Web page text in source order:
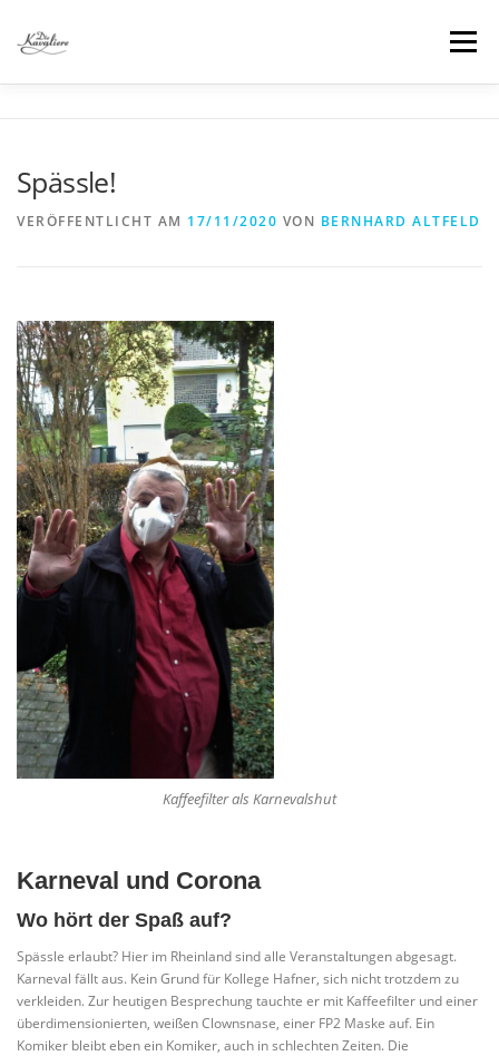
Inhalt
springen
Menü
Spässle!
VERÖFFENTLICHT AM 17/11/2020 VON BERNHARD ALTFELD
Kaffeefilter als Karnevalshut
Karneval und Corona
Wo hört der Spaß auf?
Spässle erlaubt? Hier im Rheinland sind alle Veranstaltungen abgesagt.
Karneval fällt aus. Kein Grund für Kollege Hafner, sich nicht trotzdem zu
verkleiden. Zur heutigen Besprechung tauchte er mit Kaffeefilter und einer
überdimensionierten, weißen Clownsnase, einer FP2 Maske auf. Ein
Komiker bleibt eben ein Komiker, auch in schlechten Zeiten. Die